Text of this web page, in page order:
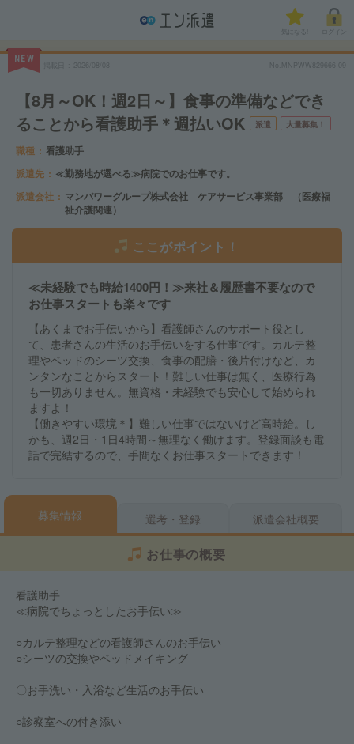
気になる!
NEW
No.MNPWW829666-09
【8月～OK！週2日～】食事の準備などでき
ることから看護助手＊週払いOK
派遣 大量募集！
職種
看護助手
派遣先
≪勤務地が選べる≫病院でのお仕事です。
派遣会社
マンパワーグループ株式会社 ケアサービス事業部 （医療福
祉介護関連）
ここがポイント！
≪未経験でも時給1400円！≫来社＆履歴書不要なので
お仕事スタートも楽々です
【あくまでお手伝いから】看護師さんのサポート役とし
て、患者さんの生活のお手伝いをする仕事です。カルテ整
理やベッドのシーツ交換、食事の配膳・後片付けなど、カ
ンタンなことからスタート！難しい仕事は無く、医療行為
も一切ありません。無資格・未経験でも安心して始められ
ますよ！
【働きやすい環境＊】難しい仕事ではないけど高時給。し
かも、週2日・1日4時間～無理なく働けます。登録面談も電
話で完結するので、手間なくお仕事スタートできます！
募集情報 選考・登録 派遣会社概要
お仕事の概要
看護助手
≪病院でちょっとしたお手伝い≫
○カルテ整理などの看護師さんのお手伝い
○シーツの交換やベッドメイキング
〇お手洗い・入浴など生活のお手伝い
○診察室への付き添い